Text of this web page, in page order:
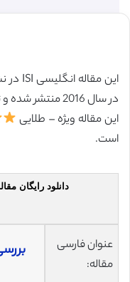
این مقاله ویژه – طلایی
است.
دانلود رایگان
عنوان فارسی
مقاله: